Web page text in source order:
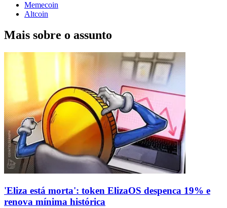
Memecoin
Altcoin
Mais sobre o assunto
'Eliza está morta': token ElizaOS despenca 19% e
renova mínima histórica